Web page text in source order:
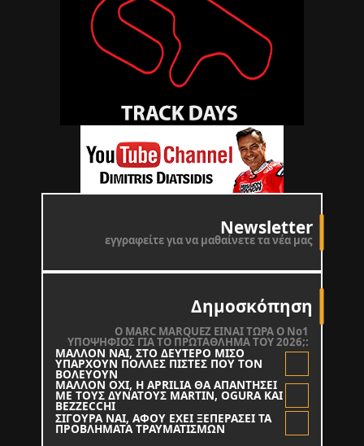
Newsletter
εγγραφείτε για να μαθαίνετε τα νέα μας
Δημοσκόπηση
O MARC MARQUEZ ΕΙΝΑΙ ΤΩΡΑ Ο Νο1
ΥΠΟΨΗΦΙΟΣ ΓΙΑ ΤΟ ΠΡΩΤΑΘΛΗΜΑ ΤΟΥ 2026;:
ΜΑΛΛΟΝ ΝΑΙ, ΣΤΟ ΔΕΥΤΕΡΟ ΜΙΣΟ
ΥΠΑΡΧΟΥΝ ΠΟΛΛΕΣ ΠΙΣΤΕΣ ΠΟΥ ΤΟΝ
ΒΟΛΕΥΟΥΝ
ΜΑΛΛΟΝ ΟΧΙ, Η APRILIA ΘΑ ΑΠΑΝΤΗΣΕΙ
ΜΕ ΤΟΥΣ ΔΥΝΑΤΟΥΣ MARTIN, OGURA KAI
BEZZECCHI
ΣΙΓΟΥΡΑ ΝΑΙ, ΑΦΟΥ ΕΧΕΙ ΞΕΠΕΡΑΣΕΙ ΤΑ
ΠΡΟΒΛΗΜΑΤΑ ΤΡΑΥΜΑΤΙΣΜΩΝ